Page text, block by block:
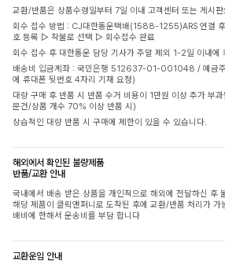
교환/반품은 상품수령일부터 7일 이내 고객센터 또는 게시
회수 접수 방법 : CJ대한통운택배(1588-1255)ARS 연결
호 등록 ▷ 착불로 선택 ▷ 회수접수 완료
회수 접수 후 대한통운 담당 기사가 주말 제외 1-2일 이내에
배송비 입금계좌 : 국민은행 512637-01-001048 / 예금
에 휴대폰 뒷번호 4자리 기재 요청)
대량 구매 후 반품 시 반품 수거 비용이 1만원 이상 추가 부
문건/상품 개수 70% 이상 반품 시)
상습적인 대량 반품 시 구매에 제한이 있을 수 있습니다.
해외에서 확인된 불량제품
반품/교환 안내
국내에서 배송 받은 상품을 개인적으로 해외에 전달하신 후
해당 제품이 클릭앤퍼니로 도착된 후에 교환/반품 처리가 가
배비에 한해서 운송비를 부담 합니다
교환운임 안내